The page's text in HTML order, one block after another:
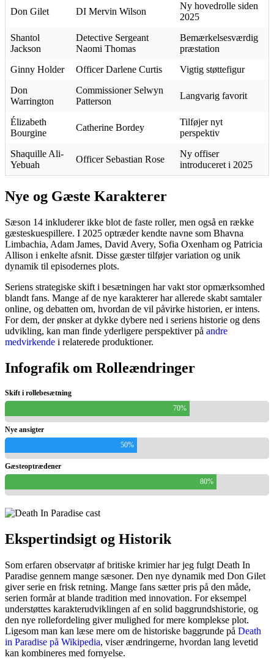
Don Gilet DI Mervin Wilson
Ny hovedrolle siden
2025
Shantol
Jackson
Detective Sergeant
Naomi Thomas
Bemærkelsesværdig
præstation
Ginny Holder
Officer Darlene Curtis
Vigtig støttefigur
Don
Warrington
Commissioner Selwyn
Patterson
Langvarig favorit
Élizabeth
Bourgine
Catherine Bordey
Tilføjer nyt
perspektiv
Shaquille Ali-
Yebuah
Officer Sebastian Rose
Ny offiser
introduceret i 2025
Nye og Gæste Karakterer
Sæson 14 inkluderer ikke blot de faste roller, men også en række
gæsteskuespillere. I 2025 optræder kendte navne som Bhavna
Limbachia, Adam James, David Avery, Sofia Oxenham og Patricia
Allison i enkelte afsnit. Disse gæster tilføjer variation og unik
dynamik til episodernes plots.
Seriens strategiske skift i besætningen har vakt stor opmærksomhed
blandt fans. Mange af de nye karakterer har allerede skabt samtaler
online, og debatten om, hvordan de vil påvirke historien, er intens.
For dem, der ønsker at dykke dybere ned i seriens historie og dens
udvikling, kan man finde yderligere perspektiver på andre
medvirkende i relaterede produktioner.
Infografik om Rolleændringer
Skift i rollebesætning
70%
Nye ansigter
50%
Gæsteoptrædener
80%
Ekspertindsigt og Historik
Som erfaren observatør af britiske krimier har jeg fulgt Death In
Paradise gennem mange sæsoner. Den nye dynamik med Don Gilet
giver serie en frisk retning. Mange fans sætter pris på den måde,
serien formår at blande tradition med innovation. For eksempel
understøttes karakterudviklingen af en solid baggrundshistorie, og
den nye rollefordeling giver mulighed for mere komplekse plot.
Ligesom man kan læse mere om de historiske baggrunde på Death
in Paradise på Wikipedia, viser ændringerne, hvordan lang levetid
kan kombineres med fornyelse.